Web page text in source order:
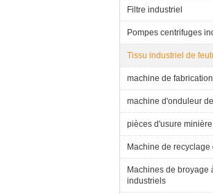
Filtre industriel
Pompes centrifuges
Tissu industriel de
machine de
machine d'onduleur
pièces d'usure minière
Machine de recyclage
Machines de broyage
industriels